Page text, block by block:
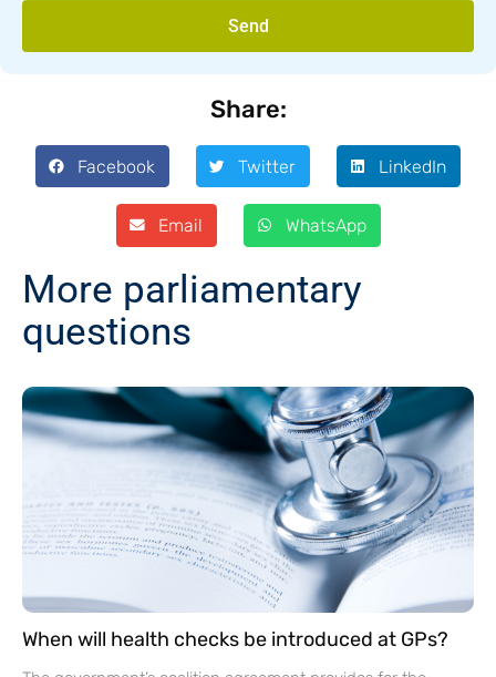
Send
Share:
Facebook Twitter LinkedIn
Email WhatsApp
More parliamentary
questions
When will health checks be introduced at GPs?